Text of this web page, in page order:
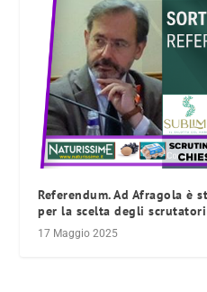
Referendum. Ad Afragola è
per la scelta degli scrutatori
17 Maggio 2025